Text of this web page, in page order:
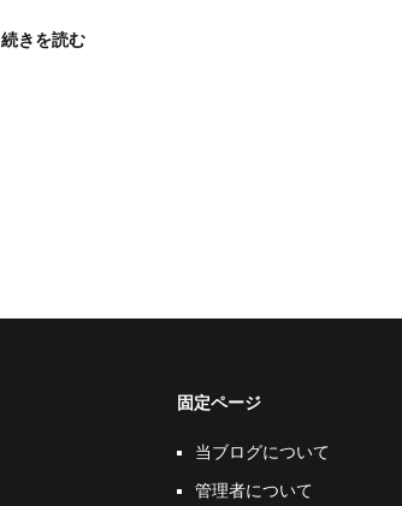
続きを読む
固定ページ
当ブログについて
管理者について